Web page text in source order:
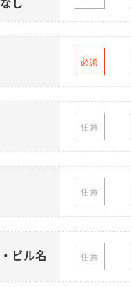
し
必須
任意
任意
ビル名 任意